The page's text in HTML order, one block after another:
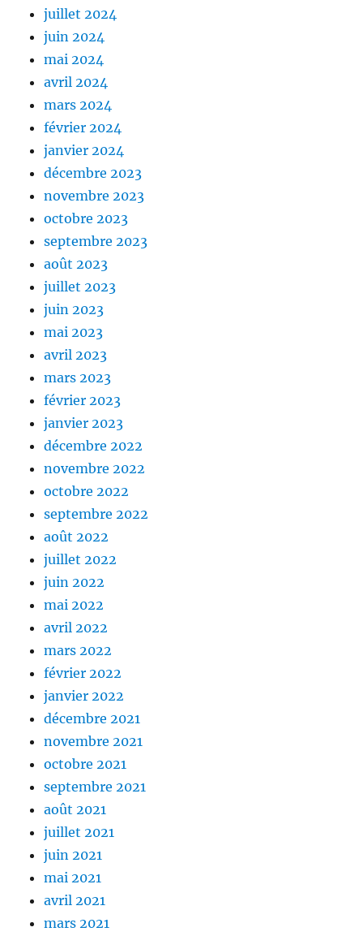
juillet 2024
juin 2024
mai 2024
avril 2024
mars 2024
février 2024
janvier 2024
décembre 2023
novembre 2023
octobre 2023
septembre 2023
août 2023
juillet 2023
juin 2023
mai 2023
avril 2023
mars 2023
février 2023
janvier 2023
décembre 2022
novembre 2022
octobre 2022
septembre 2022
août 2022
juillet 2022
juin 2022
mai 2022
avril 2022
mars 2022
février 2022
janvier 2022
décembre 2021
novembre 2021
octobre 2021
septembre 2021
août 2021
juillet 2021
juin 2021
mai 2021
avril 2021
mars 2021